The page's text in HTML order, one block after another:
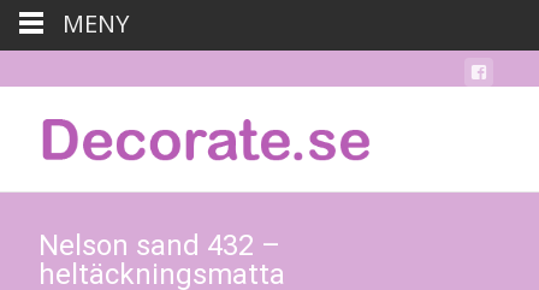
Nelson sand 432 –
heltäckningsmatta
MENY